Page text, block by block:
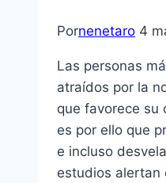
Pornenetaro 4
Las personas
atraídos por la
que favorece su
es por ello que
e incluso
estudios alertan